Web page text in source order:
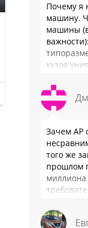
Почему я
машину.
машины
кузов
быть
везде
Зачем АР
того же
прошлом
миллиона